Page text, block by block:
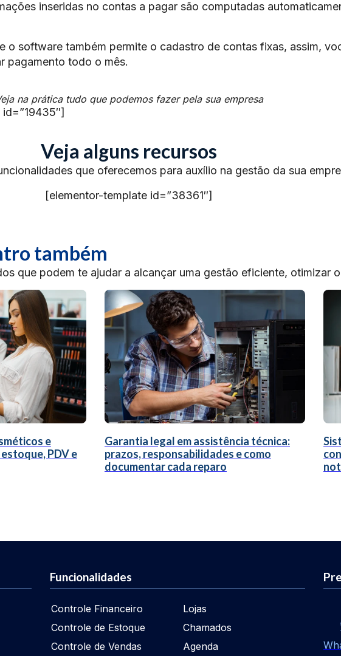
inseridas no contas a pagar são computadas
o software também permite o cadastro de contas fixas, assim,
pagamento todo o mês.
na prática tudo que podemos fazer pela sua empresa
Veja alguns recursos
que oferecemos para auxílio na gestão da sua
[elementor-template id=”38361″]
também
que podem te ajudar a alcançar uma gestão eficiente, otimizar
e
PDV e
Garantia legal em assistência técnica:
prazos, responsabilidades e como
documentar cada reparo
Funcionalidades
Controle Financeiro
Controle de Estoque
Controle de Vendas
Lojas
Chamados
Agenda